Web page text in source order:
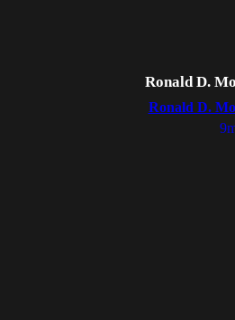
Ronald D.
Ronald D.